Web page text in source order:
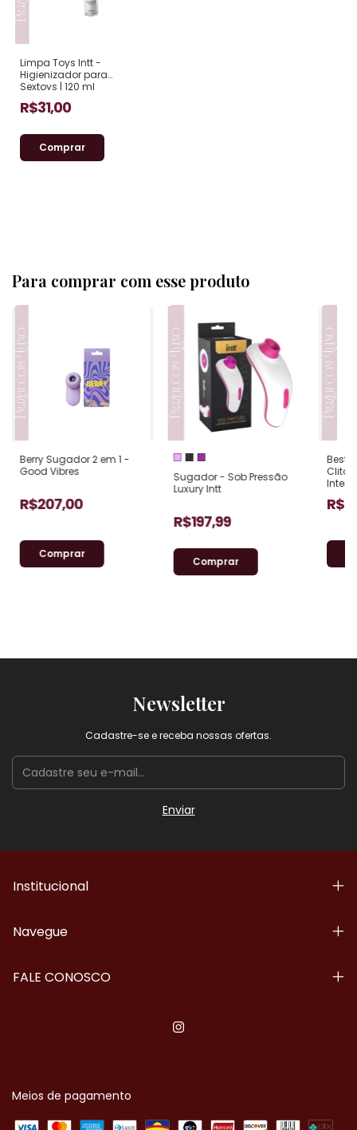
Limpa Toys Intt -
Higienizador para
Sextoys | 120 ml
R$31,00
Para comprar com esse produto
Berry Sugador 2 em 1 -
Good Vibres
R$207,00
Sugador - Sob Pressão
Luxury Intt
R$197,99
Comprar
Newsletter
Cadastre-se e receba nossas ofertas.
Institucional
Navegue
FALE CONOSCO
Meios de pagamento